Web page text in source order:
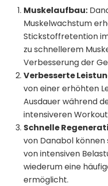
Muskelaufbau:
Muskelwachstum
Stickstoffretention
zu schnellerem
Verbesserung der
Verbesserte
von einer erhöhten
Ausdauer während
intensiveren
Schnelle
von Danabol können
von intensiven
wiederum eine
ermöglicht.